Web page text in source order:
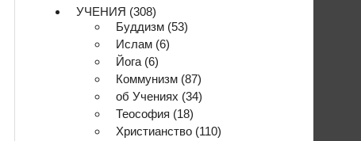
УЧЕНИЯ (308)
Буддизм (53)
Ислам (6)
Йога (6)
Коммунизм (87)
об Учениях (34)
Теософия (18)
Христианство (110)